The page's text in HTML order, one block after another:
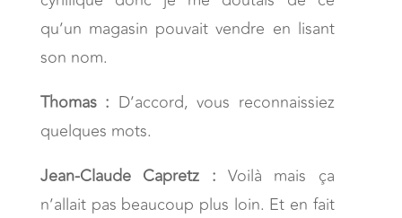
qu’un magasin pouvait vendre en lisant
son nom.
Thomas : D’accord, vous reconnaissiez
quelques mots.
Jean-Claude Capretz : Voilà mais ça
n’allait pas beaucoup plus loin. Et en fait